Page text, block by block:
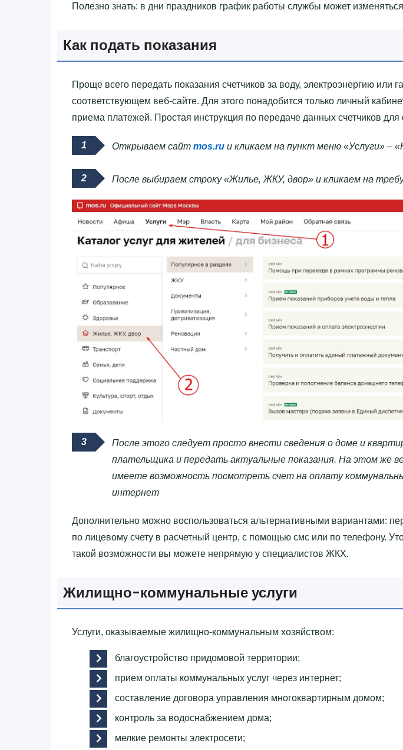
Полезно знать: в дни праздников график работы службы может
Как подать показания
Проще всего передать показания счетчиков за воду, электроэнергию или
соответствующем веб-сайте. Для этого понадобится только личный
приема платежей. Простая инструкция по передаче данных счетчиков для
Открываем сайт mos.ru и кликаем на пункт меню «Услуги» –
После выбираем строку «Жилье, ЖКУ, двор» и кликаем на
После этого следует просто внести сведения о доме и
плательщика и передать актуальные показания. На этом же
имеете возможность посмотреть счет на оплату
интернет
Дополнительно можно воспользоваться альтернативными вариантами:
по лицевому счету в расчетный центр, с помощью смс или по телефону.
такой возможности вы можете непрямую у специалистов ЖКХ.
Жилищно-коммунальные услуги
Услуги, оказываемые жилищно-коммунальным хозяйством:
благоустройство придомовой территории;
прием оплаты коммунальных услуг через интернет;
составление договора управления многоквартирным домом;
контроль за водоснабжением дома;
мелкие ремонты электросети;